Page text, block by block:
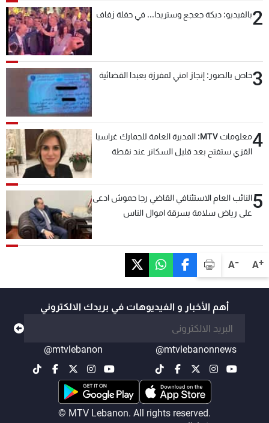
A+
A-
2بالفيديو: دبكة جعجع وستريدا... في حفلة زفاف
3خاص بالصور: إنجاز امني لمفرزة بعبدا القضائية
4
معلومات MTV: المديرة العامة للجمارك غراسيا
القزي ستفتح بعد قليل السكانر عند نقطة
5النائب العام الاستئنافي القاضي رجا حموش ادعى
على رياض سلامة بسرقة اموال الناس
أهم الأخبار و الفيديوهات في بريدك الالكتروني
@mtvlebanonnews
@mtvlebanon
© MTV Lebanon. All rights reserved.